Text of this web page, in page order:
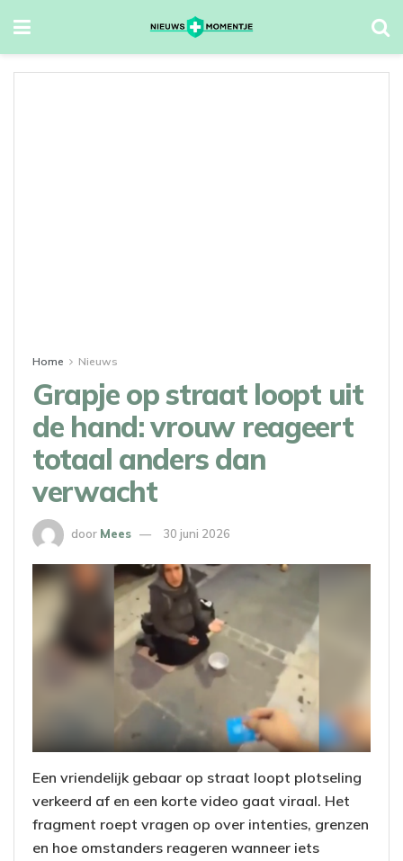
Home Nieuws
Grapje op straat loopt uit
de hand: vrouw reageert
totaal anders dan
verwacht
door Mees 30 juni 2026
Een vriendelijk gebaar op straat loopt plotseling
verkeerd af en een korte video gaat viraal. Het
fragment roept vragen op over intenties, grenzen
en hoe omstanders reageren wanneer iets